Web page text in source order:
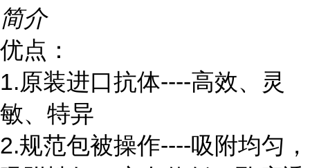
简介
优点：
1.原装进口抗体----高效、灵
敏、特异
2.规范包被操作----吸附均匀，